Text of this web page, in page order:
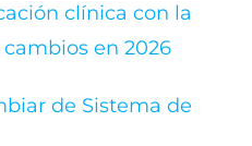
clínica con la
cambios en 2026
de Sistema de